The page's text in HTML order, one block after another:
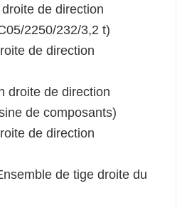
de direction
2250/232/3,2 t)
de direction
droite de direction
de composants)
de direction
de tige droite du